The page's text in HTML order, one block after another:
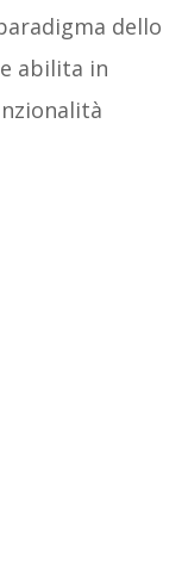
dello
abilita in